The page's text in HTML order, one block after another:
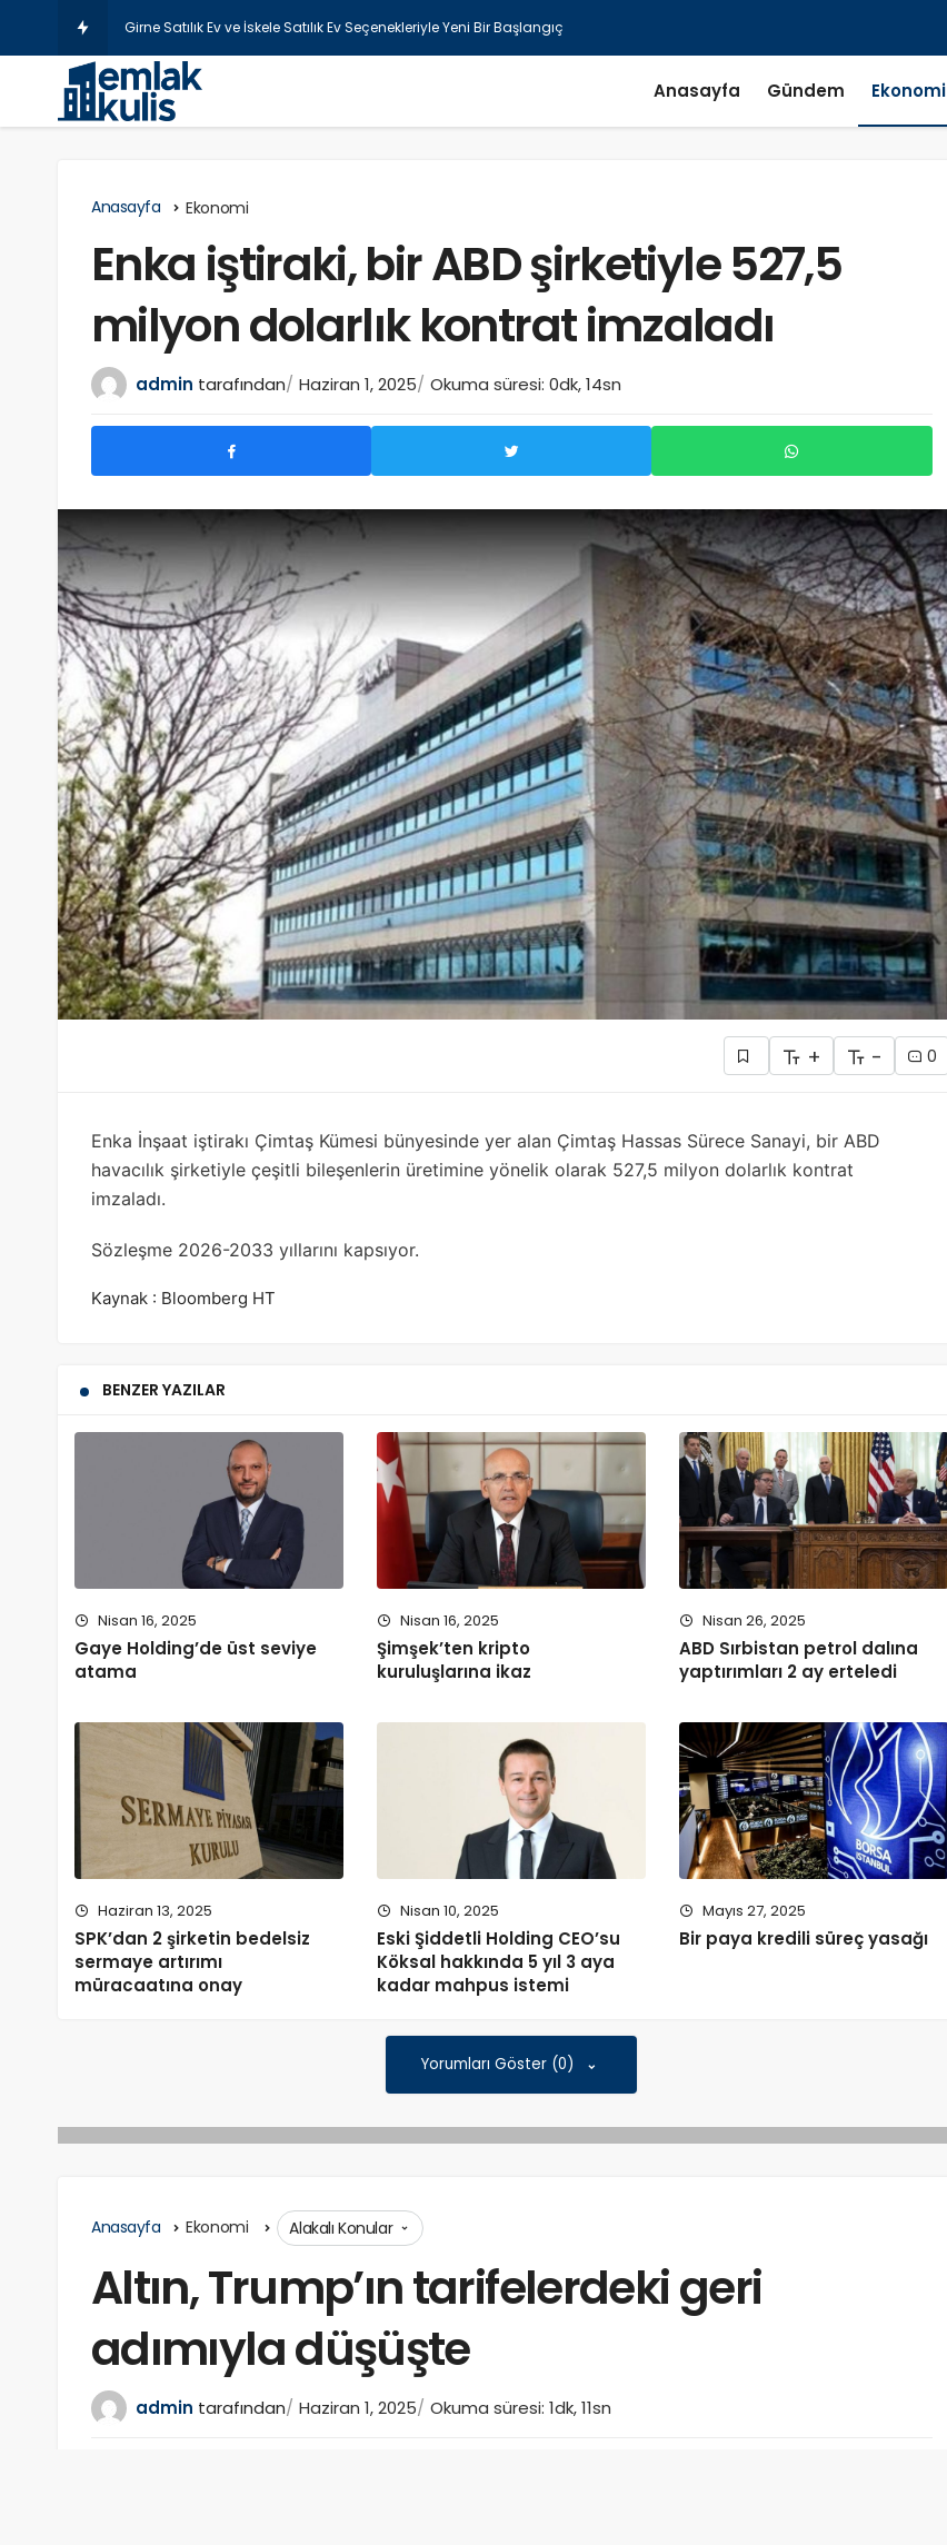
Şişli L
Anasayfa Gündem Ekonomi
Anasayfa Ekonomi
Enka iştiraki, bir ABD şirketiyle 527,5
milyon dolarlık kontrat imzaladı
admin tarafından Haziran 1, 2025 Okuma süresi: 0dk, 14sn
+ - 0
Enka İnşaat iştirakı Çimtaş Kümesi bünyesinde yer alan Çimtaş Hassas Sürece Sanayi, bir ABD
havacılık şirketiyle çeşitli bileşenlerin üretimine yönelik olarak 527,5 milyon dolarlık kontrat
imzaladı.
Sözleşme 2026-2033 yıllarını kapsıyor.
Kaynak : Bloomberg HT
BENZER YAZILAR
Nisan 16, 2025
Gaye Holding’de üst seviye
atama
Nisan 16, 2025
Şimşek’ten kripto
kuruluşlarına ikaz
Nisan 26, 2025
ABD Sırbistan petrol dalına
yaptırımları 2 ay erteledi
Haziran 13, 2025
SPK’dan 2 şirketin bedelsiz
sermaye artırımı
müracaatına onay
Nisan 10, 2025
Eski Şiddetli Holding CEO’su
Köksal hakkında 5 yıl 3 aya
kadar mahpus istemi
Mayıs 27, 2025
Bir paya kredili süreç yasağı
Yorumları Göster (0)
Anasayfa Ekonomi Alakalı Konular
Altın, Trump’ın tarifelerdeki geri
adımıyla düşüşte
admin tarafından Haziran 1, 2025 Okuma süresi: 1dk, 11sn